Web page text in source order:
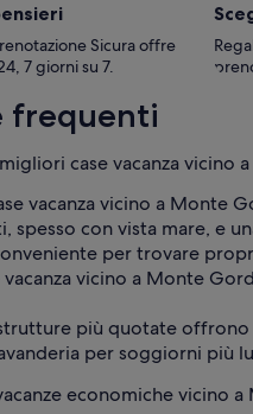
Sicura offre
7 giorni su 7.
frequenti
case vacanza vicino
vacanza vicino a Monte
spesso con vista mare, e
per trovare
vicino a Monte
più quotate offrono
per soggiorni più
economiche vicino